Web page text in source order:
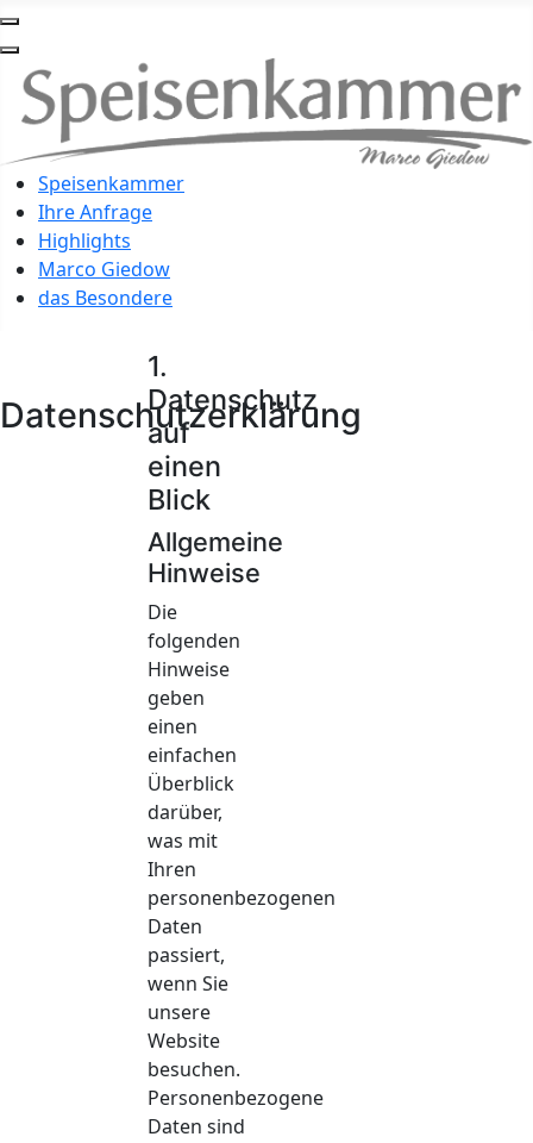
Speisenkammer
Ihre Anfrage
Highlights
Marco Giedow
das Besondere
Datenschutzerklärung
1.
Datenschutz
auf
einen
Blick
Allgemeine
Hinweise
Die
folgenden
Hinweise
geben
einen
einfachen
Überblick
darüber,
was mit
Ihren
personenbezogenen
Daten
passiert,
wenn Sie
unsere
Website
besuchen.
Personenbezogene
Daten sind